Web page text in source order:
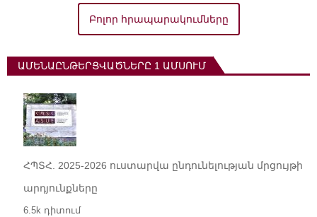
Բոլոր հրապարակումները
ԱՄԵՆԱԸՆԹԵՐՑՎԱԾՆԵՐԸ 1 ԱՄՍՈՒՄ
ՀՊՏՀ. 2025-2026 ուստարվա ընդունելության մրցույթի
արդյունքները
6.5k դիտում